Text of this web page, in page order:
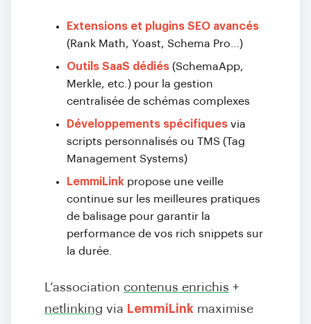
Extensions et plugins SEO avancés
(Rank Math, Yoast, Schema Pro…)
Outils SaaS dédiés (SchemaApp,
Merkle, etc.) pour la gestion
centralisée de schémas complexes
Développements spécifiques via
scripts personnalisés ou TMS (Tag
Management Systems)
LemmiLink propose une veille
continue sur les meilleures pratiques
de balisage pour garantir la
performance de vos rich snippets sur
la durée.
L’association contenus enrichis +
netlinking via LemmiLink maximise